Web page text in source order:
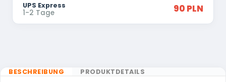
UPS Express
1-2 Tage 90 PLN
BESCHREIBUNG PRODUKTDETAILS